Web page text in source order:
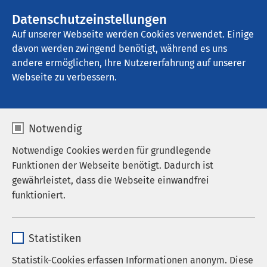
Datenschutzeinstellungen
Auf unserer Webseite werden Cookies verwendet. Einige
davon werden zwingend benötigt, während es uns
andere ermöglichen, Ihre Nutzererfahrung auf unserer
Webseite zu verbessern.
Notwendig
Notwendige Cookies werden für grundlegende
Funktionen der Webseite benötigt. Dadurch ist
gewährleistet, dass die Webseite einwandfrei
funktioniert.
Anbieter sgalinski
Statistiken
Statistik-Cookies erfassen Informationen anonym. Diese
AMEOS Reha Klinikum Lübeck -
Abhängigkeitserkrankungen
Medizinstudium ohne NC
Studium der
Humanmedizin
Deutschsprachiger Studiengang in
Kroatien